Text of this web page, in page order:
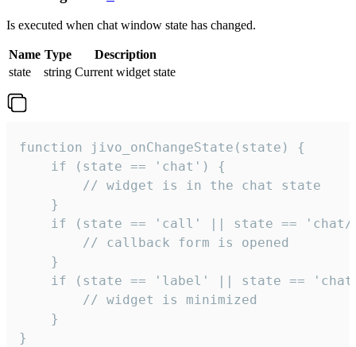
Is executed when chat window state has changed.
Name Type
Description
state
string Current widget state
function jivo_onChangeState(state) {
    if (state == 'chat') {
        // widget is in the chat state
    }
if (state == 'call' || state ==
        // callback form is opened
    }
if (state == 'label' || state ==
        // widget is minimized
    }
}